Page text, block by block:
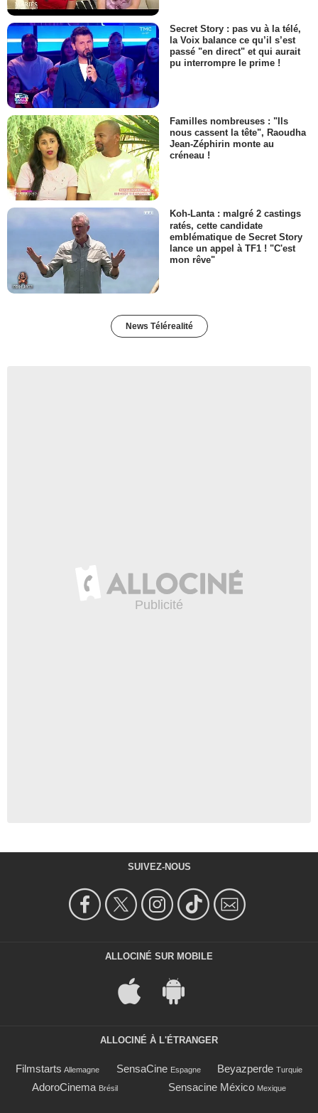
Secret Story : pas vu à la télé,
la Voix balance ce qu’il s’est
passé "en direct" et qui aurait
pu interrompre le prime !
Familles nombreuses : "Ils
nous cassent la tête", Raoudha
Jean-Zéphirin monte au
créneau !
Koh-Lanta : malgré 2 castings
ratés, cette candidate
emblématique de Secret Story
lance un appel à TF1 ! "C'est
mon rêve"
News Télérealité
SUIVEZ-NOUS
ALLOCINÉ SUR MOBILE
ALLOCINÉ À L'ÉTRANGER
Filmstarts Allemagne SensaCine Espagne Beyazperde Turquie
AdoroCinema Brésil Sensacine México Mexique